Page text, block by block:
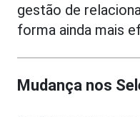
gestão de
forma ainda mais
Mudança nos